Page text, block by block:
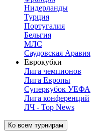
Нидерланды
Турция
Португалия
Бельгия
МЛС
Саудовская Аравия
Еврокубки
Лига чемпионов
Лига Европы
Суперкубок УЕФА
Лига конференций
ЛЧ - Top News
Ко всем турнирам